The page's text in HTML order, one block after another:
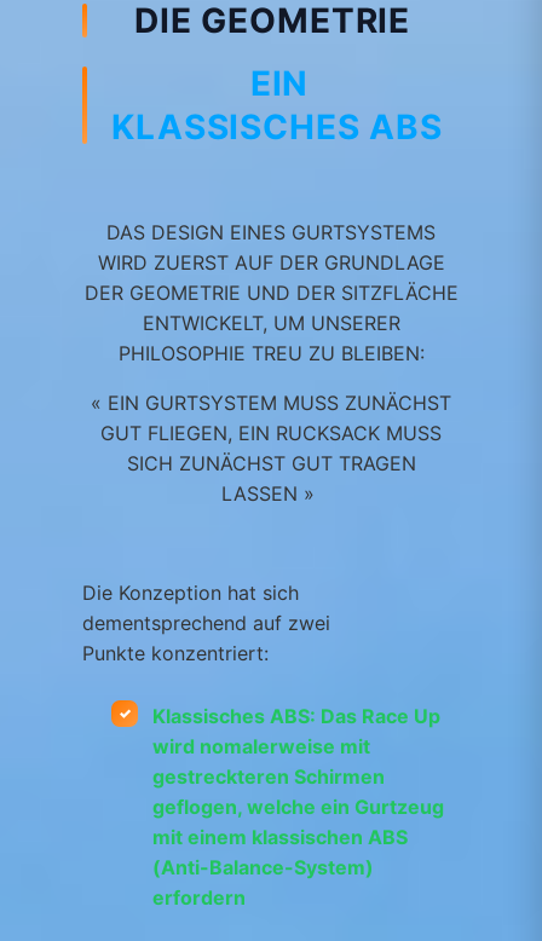
DIE GEOMETRIE
EIN
KLASSISCHES ABS​
DAS DESIGN EINES GURTSYSTEMS
WIRD ZUERST AUF DER GRUNDLAGE
DER GEOMETRIE UND DER SITZFLÄCHE
ENTWICKELT, UM UNSERER
PHILOSOPHIE TREU ZU BLEIBEN:
« EIN GURTSYSTEM MUSS ZUNÄCHST
GUT FLIEGEN, EIN RUCKSACK MUSS
SICH ZUNÄCHST GUT TRAGEN
LASSEN »
Die Konzeption hat sich
dementsprechend auf zwei
Punkte konzentriert:
Klassisches ABS: Das Race Up
wird nomalerweise mit
gestreckteren Schirmen
geflogen, welche ein Gurtzeug
mit einem klassischen ABS
(Anti-Balance-System)
erfordern